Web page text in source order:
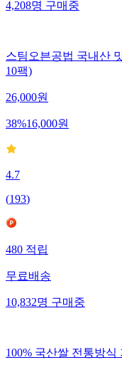
4,208명구매중
스팀오븐공법 국내산
10팩)
26,000원
38%16,000원
4.7
(193)
480적립
무료배송
10,832명구매중
100% 국산쌀 전통방식